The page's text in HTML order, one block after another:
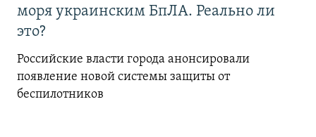
моря украинским БпЛА. Реально ли
это?
Российские власти города анонсировали
появление новой системы защиты от
беспилотников